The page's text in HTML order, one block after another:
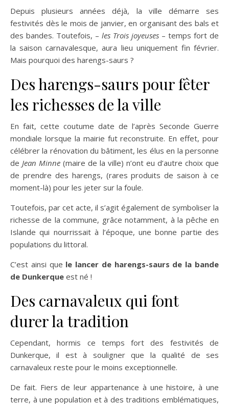
Depuis plusieurs années déjà, la ville démarre ses
festivités dès le mois de janvier, en organisant des bals et
des bandes. Toutefois, – les Trois joyeuses – temps fort de
la saison carnavalesque, aura lieu uniquement fin février.
Mais pourquoi des harengs-saurs ?
Des harengs-saurs pour fêter
les richesses de la ville
En fait, cette coutume date de l’après Seconde Guerre
mondiale lorsque la mairie fut reconstruite. En effet, pour
célébrer la rénovation du bâtiment, les élus en la personne
de Jean Minne (maire de la ville) n’ont eu d’autre choix que
de prendre des harengs, (rares produits de saison à ce
moment-là) pour les jeter sur la foule.
Toutefois, par cet acte, il s’agit également de symboliser la
richesse de la commune, grâce notamment, à la pêche en
Islande qui nourrissait à l’époque, une bonne partie des
populations du littoral.
C’est ainsi que le lancer de harengs-saurs de la bande
de Dunkerque est né !
Des carnavaleux qui font
durer la tradition
Cependant, hormis ce temps fort des festivités de
Dunkerque, il est à souligner que la qualité de ses
carnavaleux reste pour le moins exceptionnelle.
De fait. Fiers de leur appartenance à une histoire, à une
terre, à une population et à des traditions emblématiques,